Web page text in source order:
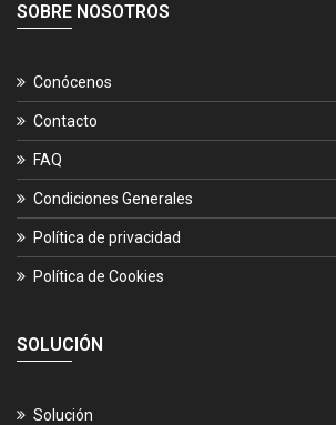
SOBRE NOSOTROS
Conócenos
Contacto
FAQ
Condiciones Generales
Política de privacidad
Política de Cookies
SOLUCIÓN
Solución